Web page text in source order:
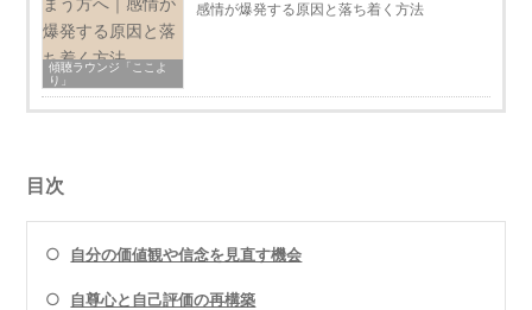
傾聴ラウンジ「ここよ
り」
感情が爆発する原因と落ち着く方法
目次
○ 自分の価値観や信念を見直す機会
○ 自尊心と自己評価の再構築